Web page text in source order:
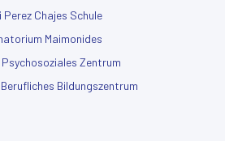
Perez Chajes Schule
Maimonides
Psychosoziales Zentrum
Bildungszentrum